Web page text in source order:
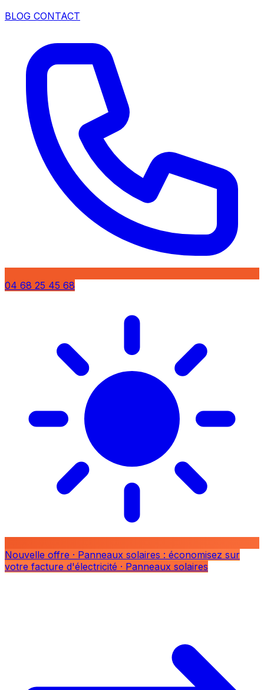
BLOG CONTACT
04 68 25 45 68
Nouvelle offre · Panneaux solaires : économisez sur
votre facture d'électricité · Panneaux solaires